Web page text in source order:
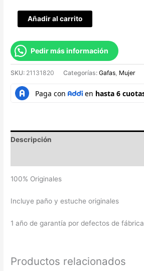
Añadir al carrito
Pedir más información
SKU: 21131820 Categorías:Gafas, Mujer
Descripción
100% Originales
Incluye paño y estuche originales
1 año de garantía por defectos de fábrica
Productos relacionados